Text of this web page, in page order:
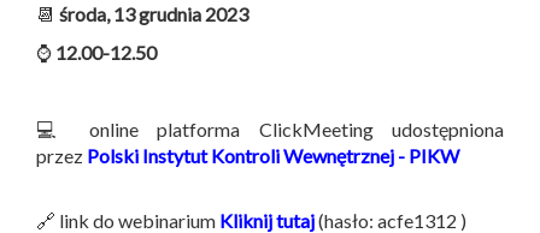
📆 środa, 13 grudnia 2023
⌚ 12.00-12.50
💻 online platforma ClickMeeting udostępniona
przez Polski Instytut Kontroli Wewnętrznej - PIKW
🔗 link do webinarium Kliknij tutaj(hasło: acfe1312 )